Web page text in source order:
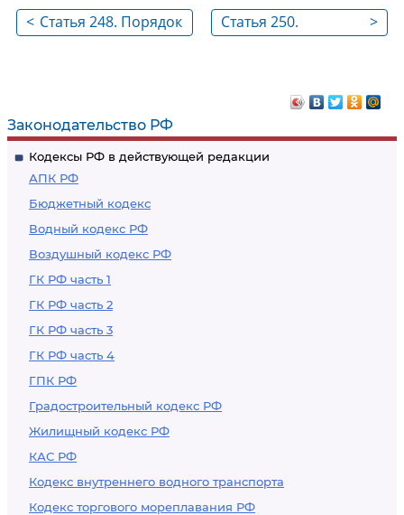
Законодательство РФ
Кодексы РФ в действующей редакции
АПК РФ
Бюджетный кодекс
Водный кодекс РФ
Воздушный кодекс РФ
ГК РФ часть 1
ГК РФ часть 2
ГК РФ часть 3
ГК РФ часть 4
ГПК РФ
Градостроительный кодекс РФ
Жилищный кодекс РФ
КАС РФ
Кодекс внутреннего водного транспорта
Кодекс торгового мореплавания РФ
< Статья 248. Порядок
>
Статья 250.
трудовых споров
размера ущерба,
подлежащего
взысканию с